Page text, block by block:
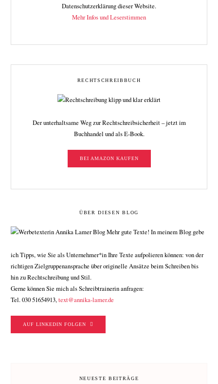
Datenschutzerklärung dieser Website.
Mehr Infos und Leserstimmen
RECHTSCHREIBBUCH
Der unterhaltsame Weg zur Rechtschreibsicherheit – jetzt im
Buchhandel und als E-Book.
BEI AMAZON KAUFEN
ÜBER DIESEN BLOG
Mehr gute Texte! In meinem Blog gebe
ich Tipps, wie Sie als Unternehmer*in Ihre Texte aufpolieren können: von der
richtigen Zielgruppenansprache über originelle Ansätze beim Schreiben bis
hin zu Rechtschreibung und Stil.
Gerne können Sie mich als Schreibtrainerin anfragen:
Tel. 030 51654913,text@annika-lamer.de
AUF LINKEDIN FOLGEN
NEUESTE BEITRÄGE